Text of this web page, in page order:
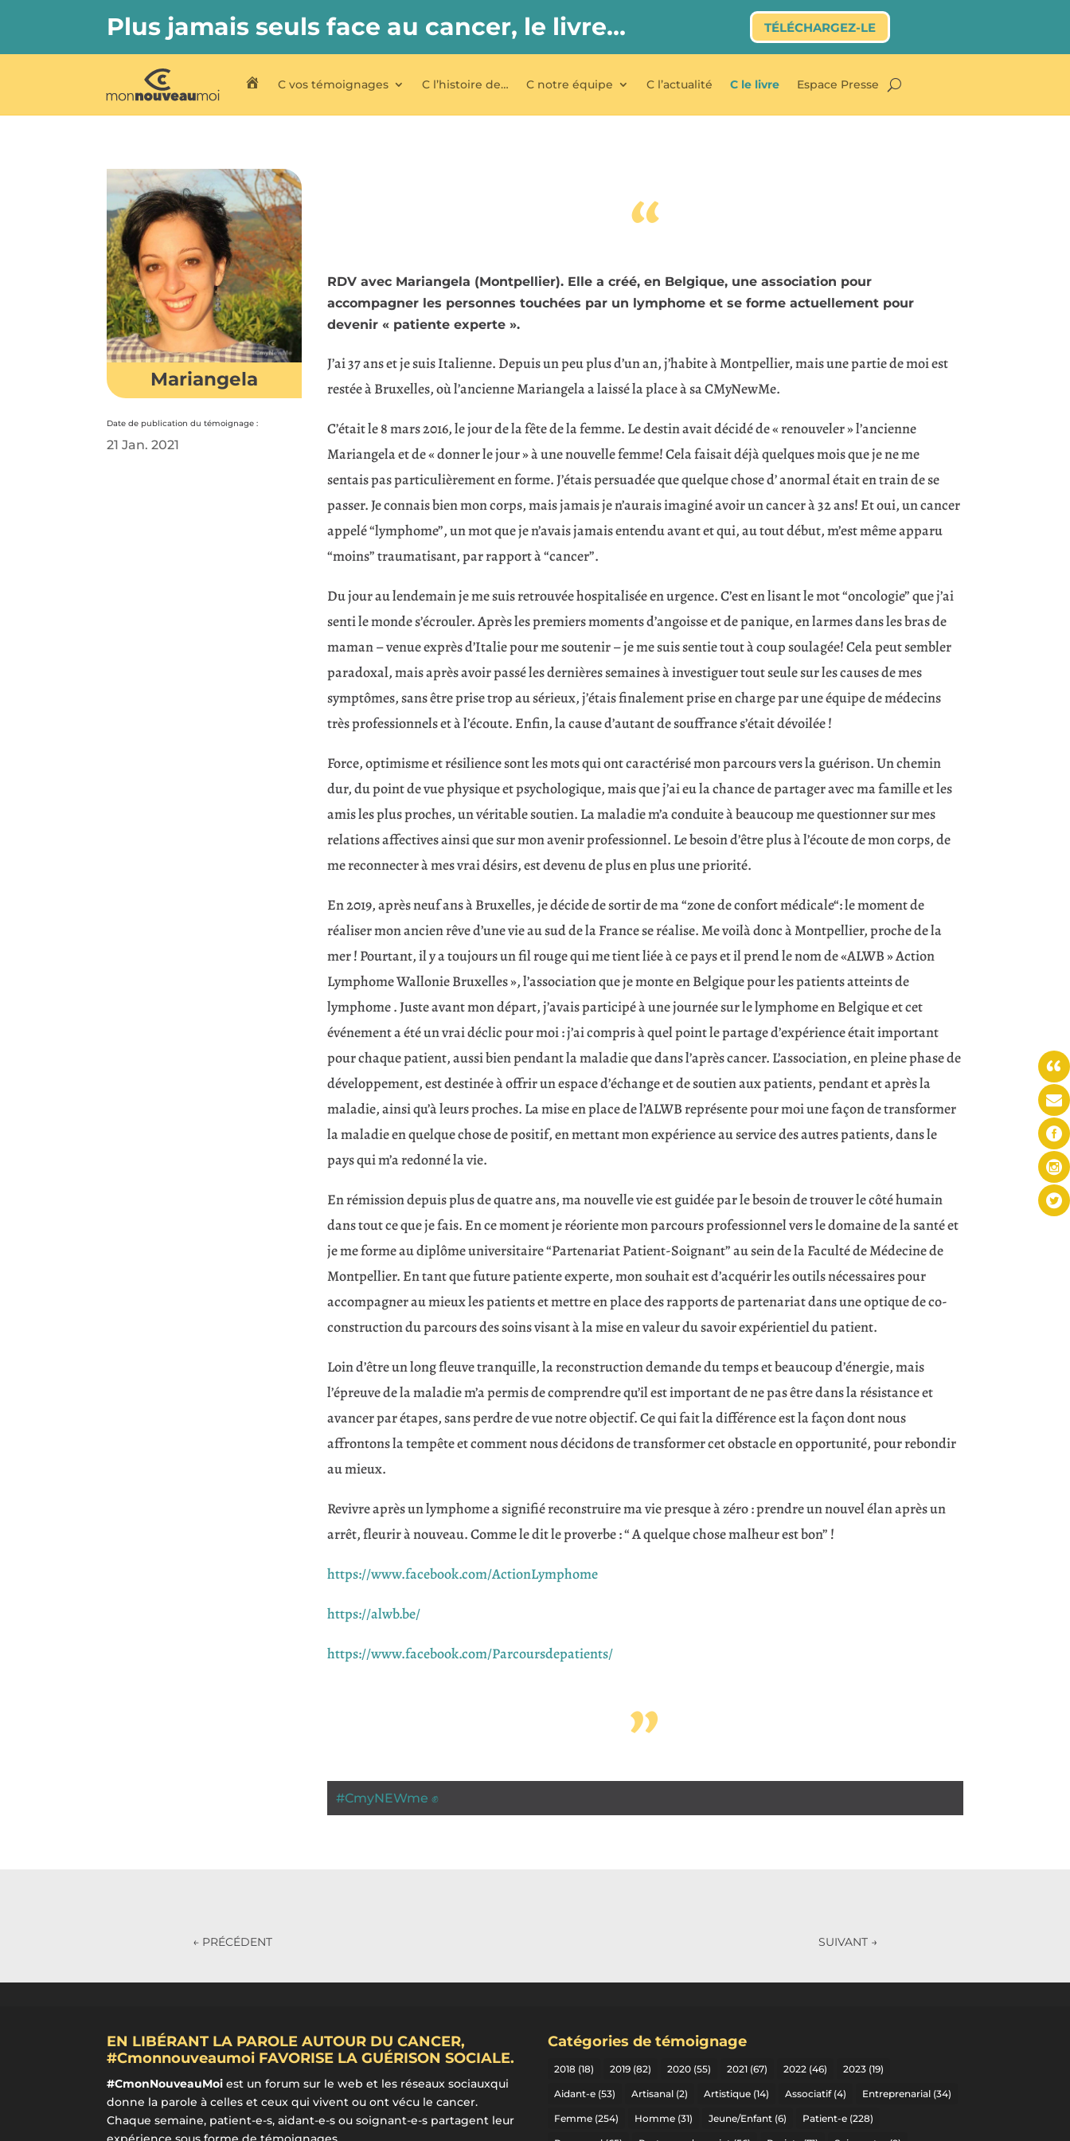
Plus jamais seuls face au cancer, le livre… TÉLÉCHARGEZ-LE
C My New Me
C vos témoignages C l’histoire de… C notre équipe C l’actualité C le livre Espace Presse
Mariangela
Date de publication du témoignage :
21 Jan. 2021
“
RDV avec Mariangela (Montpellier). Elle a créé, en Belgique, une association pour
accompagner les personnes touchées par un lymphome et se forme actuellement pour
devenir « patiente experte ».
J’ai 37 ans et je suis Italienne. Depuis un peu plus d’un an, j’habite à Montpellier, mais une partie de moi est
restée à Bruxelles, où l’ancienne Mariangela a laissé la place à sa CMyNewMe.
C’était le 8 mars 2016, le jour de la fête de la femme. Le destin avait décidé de « renouveler » l’ancienne
Mariangela et de « donner le jour » à une nouvelle femme! Cela faisait déjà quelques mois que je ne me
sentais pas particulièrement en forme. J’étais persuadée que quelque chose d’ anormal était en train de se
passer. Je connais bien mon corps, mais jamais je n’aurais imaginé avoir un cancer à 32 ans! Et oui, un cancer
appelé “lymphome”, un mot que je n’avais jamais entendu avant et qui, au tout début, m’est même apparu
“moins” traumatisant, par rapport à “cancer”.
Du jour au lendemain je me suis retrouvée hospitalisée en urgence. C’est en lisant le mot “oncologie” que j’ai
senti le monde s’écrouler. Après les premiers moments d’angoisse et de panique, en larmes dans les bras de
maman – venue exprès d’Italie pour me soutenir – je me suis sentie tout à coup soulagée! Cela peut sembler
paradoxal, mais après avoir passé les dernières semaines à investiguer tout seule sur les causes de mes
symptômes, sans être prise trop au sérieux, j’étais finalement prise en charge par une équipe de médecins
très professionnels et à l’écoute. Enfin, la cause d’autant de souffrance s’était dévoilée !
Force, optimisme et résilience sont les mots qui ont caractérisé mon parcours vers la guérison. Un chemin
dur, du point de vue physique et psychologique, mais que j’ai eu la chance de partager avec ma famille et les
amis les plus proches, un véritable soutien. La maladie m’a conduite à beaucoup me questionner sur mes
relations affectives ainsi que sur mon avenir professionnel. Le besoin d’être plus à l’écoute de mon corps, de
me reconnecter à mes vrai désirs, est devenu de plus en plus une priorité.
En 2019, après neuf ans à Bruxelles, je décide de sortir de ma “zone de confort médicale“: le moment de
réaliser mon ancien rêve d’une vie au sud de la France se réalise. Me voilà donc à Montpellier, proche de la
mer ! Pourtant, il y a toujours un fil rouge qui me tient liée à ce pays et il prend le nom de «ALWB » Action
Lymphome Wallonie Bruxelles », l’association que je monte en Belgique pour les patients atteints de
lymphome . Juste avant mon départ, j’avais participé à une journée sur le lymphome en Belgique et cet
événement a été un vrai déclic pour moi : j’ai compris à quel point le partage d’expérience était important
pour chaque patient, aussi bien pendant la maladie que dans l’après cancer. L’association, en pleine phase de
développement, est destinée à offrir un espace d’échange et de soutien aux patients, pendant et après la
maladie, ainsi qu’à leurs proches. La mise en place de l’ALWB représente pour moi une façon de transformer
la maladie en quelque chose de positif, en mettant mon expérience au service des autres patients, dans le
pays qui m’a redonné la vie.
En rémission depuis plus de quatre ans, ma nouvelle vie est guidée par le besoin de trouver le côté humain
dans tout ce que je fais. En ce moment je réoriente mon parcours professionnel vers le domaine de la santé et
je me forme au diplôme universitaire “Partenariat Patient-Soignant” au sein de la Faculté de Médecine de
Montpellier. En tant que future patiente experte, mon souhait est d’acquérir les outils nécessaires pour
accompagner au mieux les patients et mettre en place des rapports de partenariat dans une optique de co-
construction du parcours des soins visant à la mise en valeur du savoir expérientiel du patient.
Loin d’être un long fleuve tranquille, la reconstruction demande du temps et beaucoup d’énergie, mais
l’épreuve de la maladie m’a permis de comprendre qu’il est important de ne pas être dans la résistance et
avancer par étapes, sans perdre de vue notre objectif. Ce qui fait la différence est la façon dont nous
affrontons la tempête et comment nous décidons de transformer cet obstacle en opportunité, pour rebondir
au mieux.
Revivre après un lymphome a signifié reconstruire ma vie presque à zéro : prendre un nouvel élan après un
arrêt, fleurir à nouveau. Comme le dit le proverbe : “ A quelque chose malheur est bon” !
https://www.facebook.com/ActionLymphome
https://alwb.be/
https://www.facebook.com/Parcoursdepatients/
”
#CmyNEWme ✊
← PRÉCÉDENT SUIVANT →
EN LIBÉRANT LA PAROLE AUTOUR DU CANCER,
#Cmonnouveaumoi FAVORISE LA GUÉRISON SOCIALE.
#CmonNouveauMoi est un forum sur le web et les réseaux sociauxqui
donne la parole à celles et ceux qui vivent ou ont vécu le cancer.
Chaque semaine, patient-e-s, aidant-e-s ou soignant-e-s partagent leur
Catégories de témoignage
2018 (18) 2019 (82) 2020 (55) 2021 (67) 2022 (46) 2023 (19)
Aidant-e (53) Artisanal (2) Artistique (14) Associatif(4) Entreprenarial (34)
Femme (254) Homme (31) Jeune/Enfant (6) Patient-e (228)